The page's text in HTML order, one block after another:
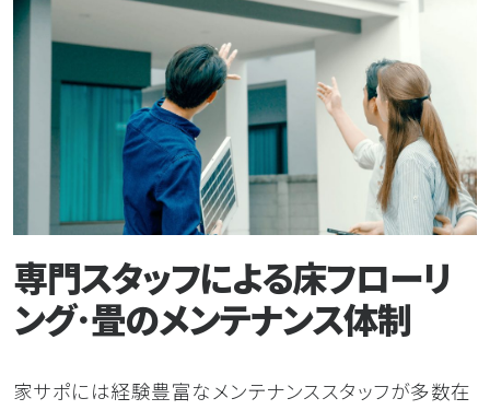
専門スタッフによる床フローリ
ング･畳のメンテナンス体制
家サポには経験豊富なメンテナンススタッフが多数在